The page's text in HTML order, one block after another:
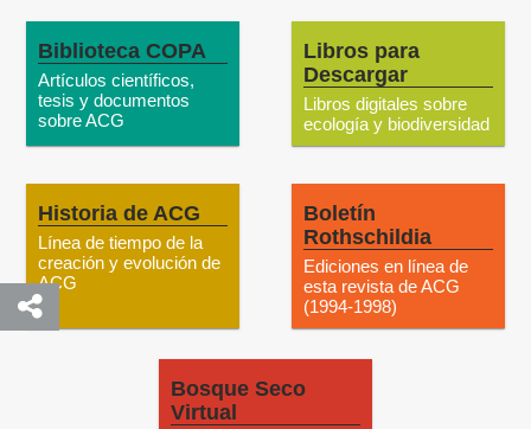
Biblioteca COPA
Artículos científicos,
tesis y documentos
sobre ACG
Libros para
Descargar
Libros digitales sobre
ecología y biodiversidad
Historia de ACG
Línea de tiempo de la
creación y evolución de
ACG
Boletín
Rothschildia
Ediciones en línea de
esta revista de ACG
(1994-1998)
Bosque Seco
Virtual